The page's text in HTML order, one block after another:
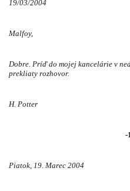
19/03/2004
Malfoy,
Dobre. Príď do mojej kancelárie v
prekliaty rozhovor.
H. Potter
-
Piatok, 19. Marec 2004